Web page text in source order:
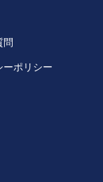
問
ーポリシー